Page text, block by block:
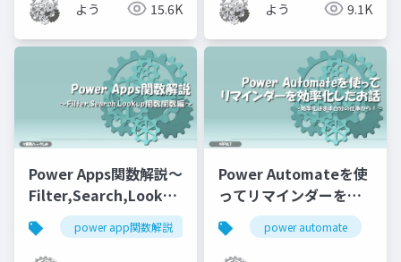
よう 15.6K よう 9.1K
Power Apps関数解説～
Filter,Search,Lookup
関数～power app関数解説 power apps power
Power Automateを使
ってリマインダーを効
率化したお話power automate